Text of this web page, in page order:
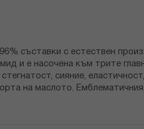
съставки с естествен
и е насочена към трите
сияние,
на маслото.